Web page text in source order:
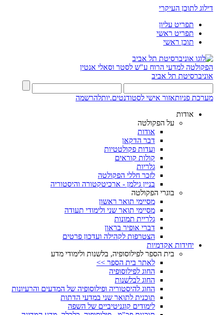
דילוג לתוכן העיקרי
תפריט עליון
תפריט ראשי
תוכן ראשי
הפקולטה למדעי הרוח ע"ש לסטר וסאלי אנטין
אוניברסיטת תל אביב
מערכת פניותאזור אישי לסטודנטים.יותלהרשמה
אודות
על הפקולטה
אודות
דבר הדקאן
ועדות פקולטטיות
קולות קוראים
גלריות
לזכר חללי הפקולטה
בניין גילמן - ארכיטקטורה והיסטוריה
בוגרי הפקולטה
מסיימי תואר ראשון
מסיימי תואר שני ולימודי תעודה
גלריית תמונות
דברי אופיר בראון
הצטרפות לקהילה ועדכון פרטים
יחידות אקדמיות
בית הספר לפילוסופיה, בלשנות ולימודי מדע
לאתר בית הספר >>
החוג לפילוסופיה
החוג לבלשנות
החוג להיסטוריה ופילוסופיה של המדעים והרעיונות
תוכנית לתואר שני במדעי הדתות
לימודים קוגניטיביים של השפה